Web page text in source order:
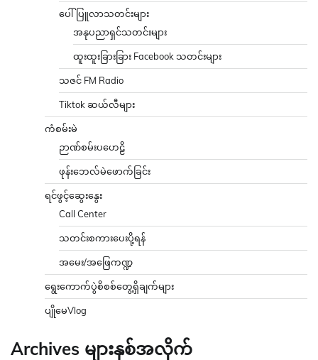
ပေါ်ပြူလာသတင်းများ
အနုပညာရှင်သတင်းများ
ထူးထူးခြားခြား Facebook သတင်းများ
သဇင် FM Radio
Tiktok ဆယ်လီများ
ကံစမ်းမဲ
ဉာဏ်စမ်းပဟေဠိ
ဖုန်းဘေလ်မဲဖောက်ခြင်း
ရင်ဖွင့်ဆွေးနွေး
Call Center
သတင်းစကားပေးပို့ရန်
အမေး/အဖြေကဏ္ဍ
ရွေးကောက်ပွဲစိစစ်တွေ့ရှိချက်များ
ပျိုမေVlog
Archives များနှစ်အလိုက်